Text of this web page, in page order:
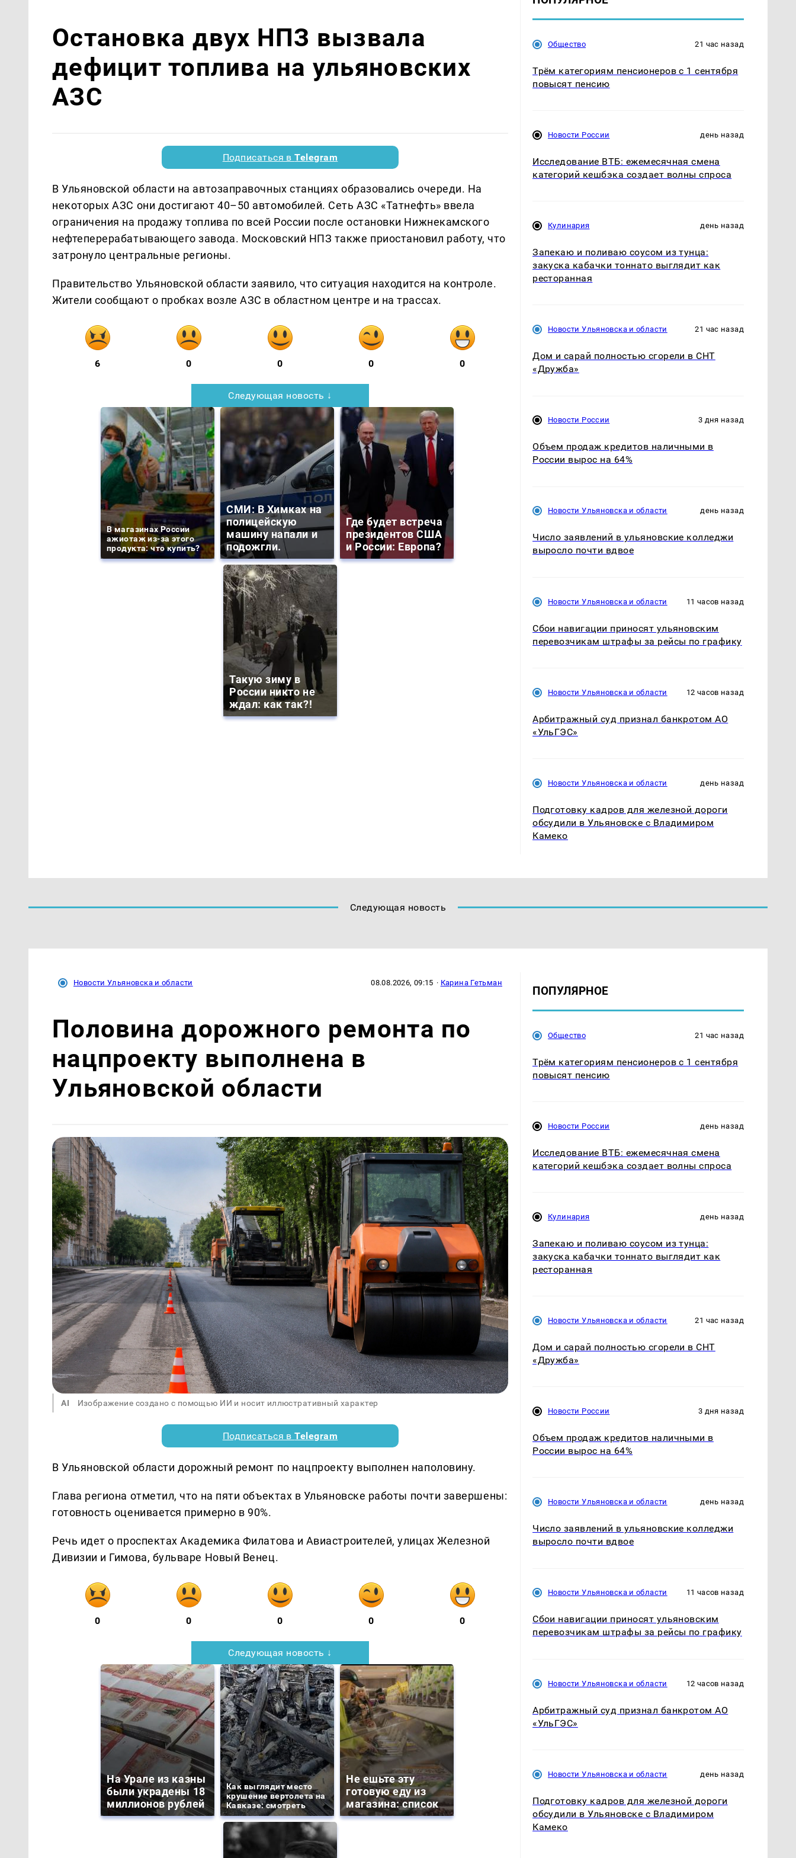
Остановка двух НПЗ вызвала
дефицит топлива на ульяновских
АЗС
Подписаться вTelegram
В Ульяновской области на автозаправочных станциях образовались очереди. На
некоторых АЗС они достигают 40–50 автомобилей. Сеть АЗС «Татнефть» ввела
ограничения на продажу топлива по всей России после остановки Нижнекамского
нефтеперерабатывающего завода. Московский НПЗ также приостановил работу, что
затронуло центральные регионы.
Правительство Ульяновской области заявило, что ситуация находится на контроле.
Жители сообщают о пробках возле АЗС в областном центре и на трассах.
6 0 0 0 0
Следующая новость ↓
В магазинах России
ажиотаж из-за этого
продукта: что купить?
СМИ: В Химках на
полицейскую
машину напали и
подожгли.
Где будет встреча
президентов США
и России: Европа?
Такую зиму в
России никто не
ждал: как так?!
Общество 21 час назад
Трём категориям пенсионеров с 1 сентября
повысят пенсию
Новости России день назад
Исследование ВТБ: ежемесячная смена
категорий кешбэка создает волны спроса
Кулинария день назад
Запекаю и поливаю соусом из тунца:
закуска кабачки тоннато выглядит как
ресторанная
Новости Ульяновска и области 21 час назад
Дом и сарай полностью сгорели в СНТ
«Дружба»
Новости России 3 дня назад
Объем продаж кредитов наличными в
России вырос на 64%
Новости Ульяновска и области день назад
Число заявлений в ульяновские колледжи
выросло почти вдвое
Новости Ульяновска и области 11 часов назад
Сбои навигации приносят ульяновским
перевозчикам штрафы за рейсы по графику
Новости Ульяновска и области 12 часов назад
Арбитражный суд признал банкротом АО
«УльГЭС»
Новости Ульяновска и области день назад
Подготовку кадров для железной дороги
обсудили в Ульяновске с Владимиром
Камеко
Следующая новость
Новости Ульяновска и области 08.08.2026, 09:15 · Карина Гетьман
Половина дорожного ремонта по
нацпроекту выполнена в
Ульяновской области
AI Изображение создано с помощью ИИ и носит иллюстративный характер
Подписаться вTelegram
В Ульяновской области дорожный ремонт по нацпроекту выполнен наполовину.
Глава региона отметил, что на пяти объектах в Ульяновске работы почти завершены:
готовность оценивается примерно в 90%.
Речь идет о проспектах Академика Филатова и Авиастроителей, улицах Железной
Дивизии и Гимова, бульваре Новый Венец.
0 0 0 0 0
Следующая новость ↓
На Урале из казны
были украдены 18
миллионов рублей
Как выглядит место
крушение вертолета на
Кавказе: смотреть
Не ешьте эту
готовую еду из
магазина: список
ПОПУЛЯРНОЕ
Общество 21 час назад
Трём категориям пенсионеров с 1 сентября
повысят пенсию
Новости России день назад
Исследование ВТБ: ежемесячная смена
категорий кешбэка создает волны спроса
Кулинария день назад
Запекаю и поливаю соусом из тунца:
закуска кабачки тоннато выглядит как
ресторанная
Новости Ульяновска и области 21 час назад
Дом и сарай полностью сгорели в СНТ
«Дружба»
Новости России 3 дня назад
Объем продаж кредитов наличными в
России вырос на 64%
Новости Ульяновска и области день назад
Число заявлений в ульяновские колледжи
выросло почти вдвое
Новости Ульяновска и области 11 часов назад
Сбои навигации приносят ульяновским
перевозчикам штрафы за рейсы по графику
Новости Ульяновска и области 12 часов назад
Арбитражный суд признал банкротом АО
«УльГЭС»
Новости Ульяновска и области день назад
Подготовку кадров для железной дороги
обсудили в Ульяновске с Владимиром
Камеко